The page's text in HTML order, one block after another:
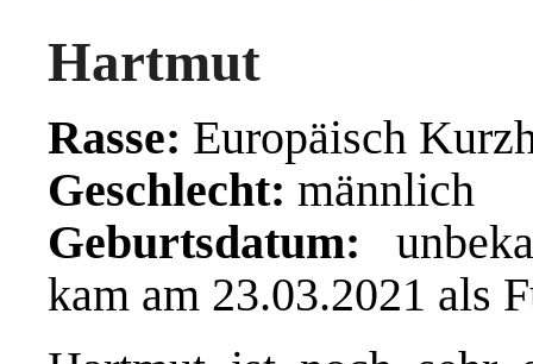
Hartmut
Rasse: Europäisch
Geschlecht: männlich
Geburtsdatum:
kam am 23.03.2021 als